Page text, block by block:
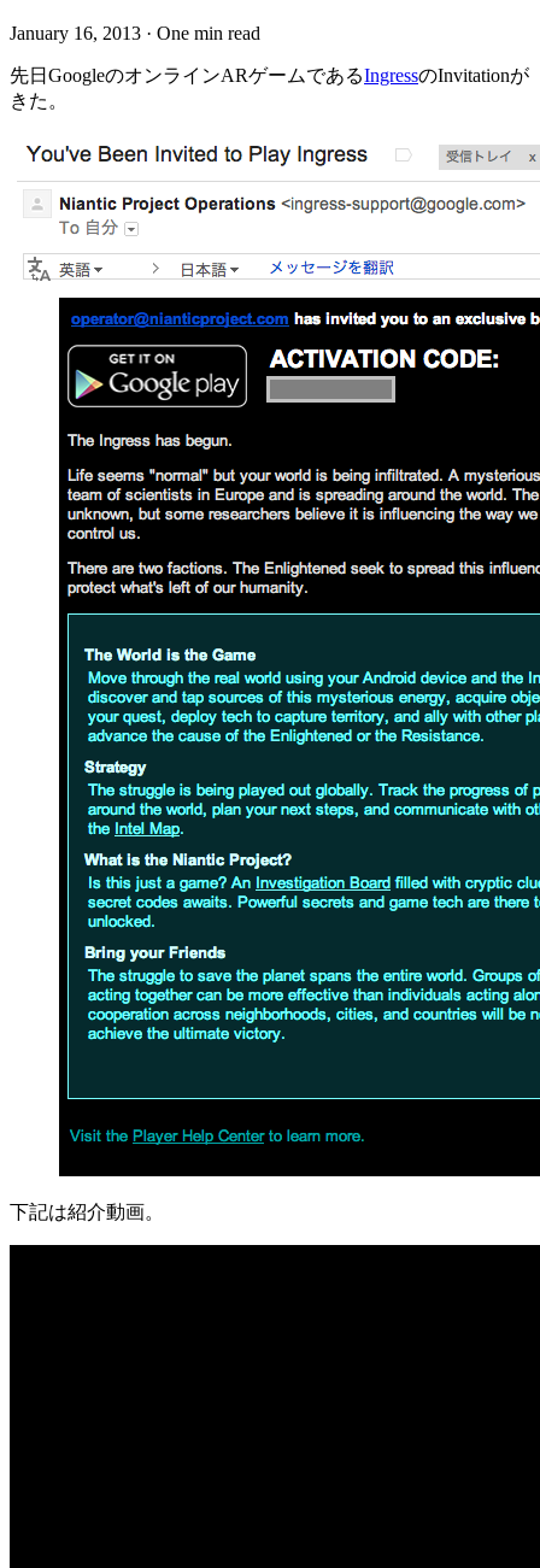
January 16, 2013 · One min read
先日GoogleのオンラインARゲームであるIngressのInvitationが
きた。
下記は紹介動画。